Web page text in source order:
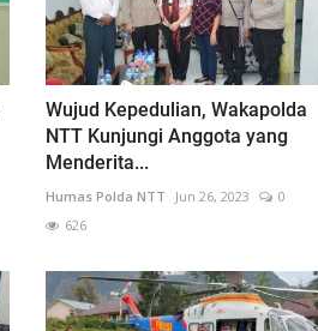
Wujud Kepedulian, Wakapolda
NTT Kunjungi Anggota yang
Menderita...
Humas Polda NTT Jun 26, 2023
0
626